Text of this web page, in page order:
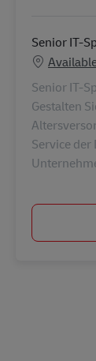
Senior IT-
Senior IT-
Gestalten
Service der